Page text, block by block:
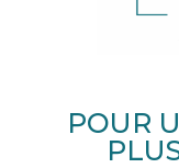
POUR